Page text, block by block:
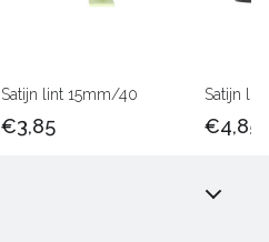
Satijn lint 15mm/40
€3,85
Satijn
€4,85